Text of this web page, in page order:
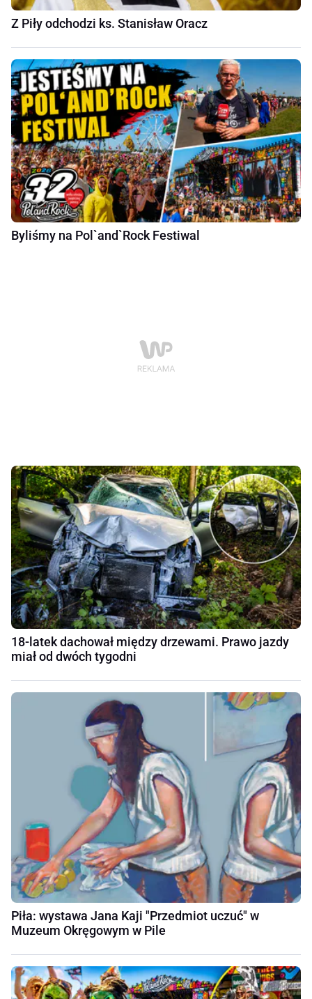
Z Piły odchodzi ks. Stanisław Oracz
Byliśmy na Pol`and`Rock Festiwal
18-latek dachował między drzewami. Prawo jazdy
miał od dwóch tygodni
Piła: wystawa Jana Kaji "Przedmiot uczuć" w
Muzeum Okręgowym w Pile